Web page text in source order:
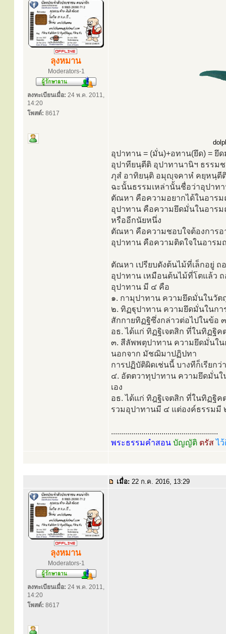
ลุงหมาน
Moderators-1
ลงทะเบียนเมื่อ: 24 พ.ค. 2011,
14:20
โพสต์: 8617
อุปาทาน = (มั่น)+อทาน(ยึด) = ยึ
อุปาทียนฺตีติ อุปาทานานิฯ ธรรม
ภุสํ อาทิยนฺติ อมุญฺจคาหํ คยฺหนฺตีติ
ฉะนั้นธรรมเหล่านั้นชื่อว่าอุปาท
ตัณหา คือความอยากได้ในอาร
อุปาทาน คือความยึดมั่นในอาร
หรืออีกนัยหนึ่ง
ตัณหา คือความชอบใจต้องการ
อุปาทาน คือความติดใจในอาร
ตัณหา เปรียบดังต้นไม้ที่เล็กอยู่ ถ
อุปาทาน เหมือนต้นไม้ที่โตแล้ว ถ
อุปาทาน มี ๔ คือ
๑. กามุปาทาน ความยึดมั่นในวัต
๒. ทิฏฐุปาทาน ความยึดมั่นในก
สักกายทิฏฐิซึ่งกล่าวต่อไปในข้อ
อธ. ได้แก่ ทิฏฐิเจตสิก ที่ในทิฏฐิ
๓. สีลัพพตุปาทาน ความยึดมั่นใน
นอกจาก มัชฌิมาปฏิปทา
การปฏิบัติผิดเช่นนี้ บางทีก็เรียก
๔. อัตตวาทุปาทาน ความยึดมั่น
เอง
อธ. ได้แก่ ทิฎฐิเจตสิก ที่ในทิฏฐิ
รวมอุปาทานมี ๔ แต่องค์ธรรมมี
.....................................................
พระธรรมคำสอน บัญญัติ ตรัสไ
เมื่อ: 22 ก.ค. 2016, 13:29
ลุงหมาน
Moderators-1
ลงทะเบียนเมื่อ: 24 พ.ค. 2011,
14:20
โพสต์: 8617